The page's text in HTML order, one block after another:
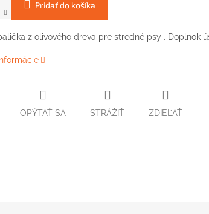
Pridať do košíka
z olivového dreva pre stredné psy . Doplnok
OPÝTAŤ SA STRÁŽIŤ ZDIEĽAŤ